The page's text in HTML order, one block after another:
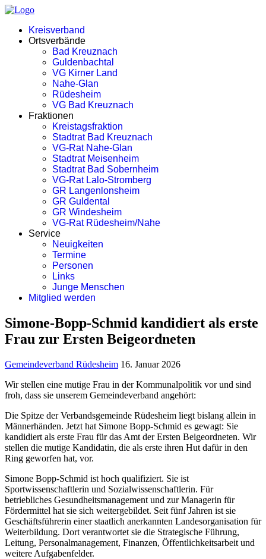
Kreisverband
Ortsverbände
Bad Kreuznach
Guldenbachtal
VG Kirner Land
Nahe-Glan
Rüdesheim
VG Bad Kreuznach
Fraktionen
Kreistagsfraktion
Stadtrat Bad Kreuznach
VG-Rat Nahe-Glan
Stadtrat Meisenheim
Stadtrat Bad Sobernheim
VG-Rat Lalo-Stromberg
GR Langenlonsheim
GR Guldental
GR Windesheim
VG-Rat Rüdesheim/Nahe
Service
Neuigkeiten
Termine
Personen
Links
Junge Menschen
Mitglied werden
Simone-Bopp-Schmid kandidiert als erste
Frau zur Ersten Beigeordneten
Gemeindeverband Rüdesheim 16. Januar 2026
Wir stellen eine mutige Frau in der Kommunalpolitik vor und sind
froh, dass sie unserem Gemeindeverband angehört:
Die Spitze der Verbandsgemeinde Rüdesheim liegt bislang allein in
Männerhänden. Jetzt hat Simone Bopp-Schmid es gewagt: Sie
kandidiert als erste Frau für das Amt der Ersten Beigeordneten. Wir
stellen die mutige Kandidatin, die als erste ihren Hut dafür in den
Ring geworfen hat, vor.
Simone Bopp-Schmid ist hoch qualifiziert. Sie ist
Sportwissenschaftlerin und Sozialwissenschaftlerin. Für
betriebliches Gesundheitsmanagement und zur Managerin für
Fördermittel hat sie sich weitergebildet. Seit fünf Jahren ist sie
Geschäftsführerin einer staatlich anerkannten Landesorganisation für
Weiterbildung. Dort verantwortet sie die Strategische Führung,
Leitung, Personalmanagement, Finanzen, Öffentlichkeitsarbeit und
weitere Aufgabenfelder.